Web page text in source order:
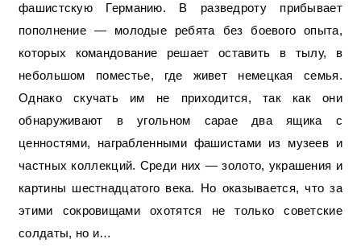
фашистскую Германию. В разведроту прибывает
пополнение — молодые ребята без боевого опыта,
которых командование решает оставить в тылу, в
небольшом поместье, где живет немецкая семья.
Однако скучать им не приходится, так как они
обнаруживают в угольном сарае два ящика с
ценностями, награбленными фашистами из музеев и
частных коллекций. Среди них — золото, украшения и
картины шестнадцатого века. Но оказывается, что за
этими сокровищами охотятся не только советские
солдаты, но и…